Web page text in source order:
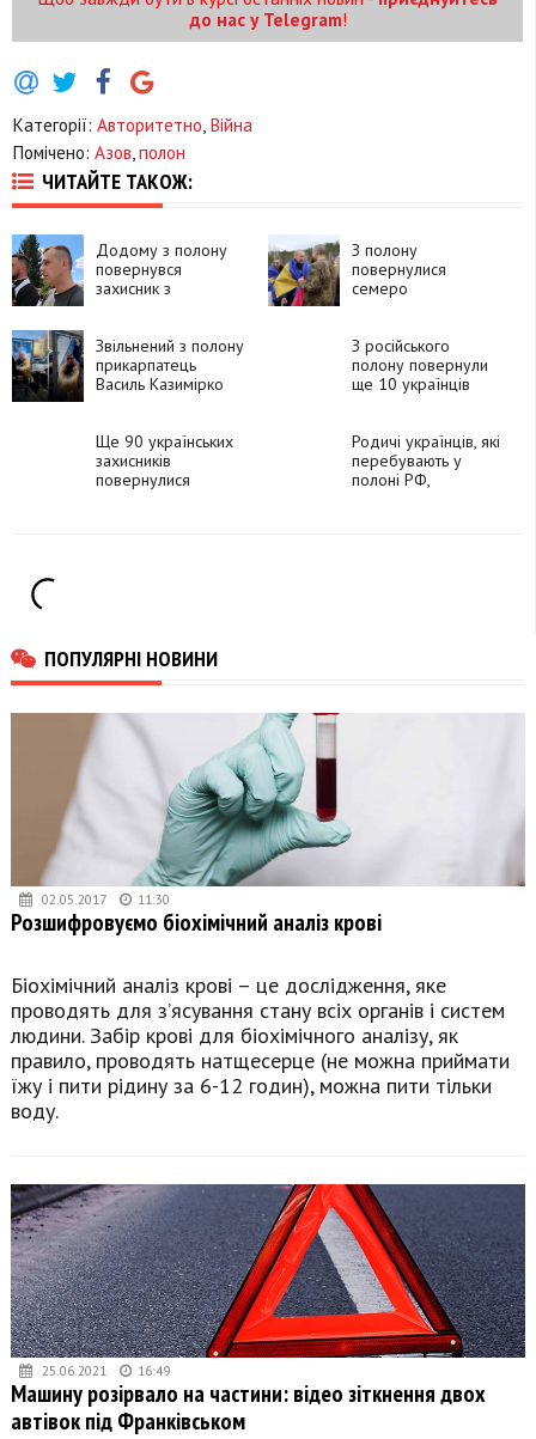
до нас у Telegram!
Категорії: Авторитетно Війна
Помічено: Азов полон
ЧИТАЙТЕ ТАКОЖ:
Додому з полону
повернувся
захисник з
З полону
повернулися
семеро
Звільнений з полону
прикарпатець
Василь Казимірко
безвісти
З російського
полону повернули
ще 10 українців
Ще 90 українських
захисників
повернулися
Родичі українців, які
перебувають у
полоні РФ,
ПОПУЛЯРНІ НОВИНИ
02.05.2017 11:30
Розшифровуємо біохімічний аналіз крові
Біохімічний аналіз крові – це дослідження, яке
проводять для з’ясування стану всіх органів і систем
людини. Забір крові для біохімічного аналізу, як
правило, проводять натщесерце (не можна приймати
їжу і пити рідину за 6-12 годин), можна пити тільки
воду.
25.06.2021 16:49
Машину розірвало на частини: відео зіткнення двох
автівок під Франківськом